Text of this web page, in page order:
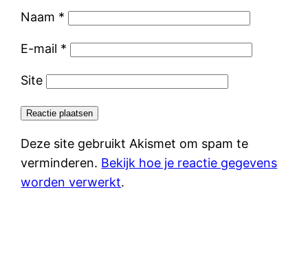
Naam *
E-mail *
Site
Deze site gebruikt Akismet om spam te
verminderen. Bekijk hoe je reactie gegevens
worden verwerkt.